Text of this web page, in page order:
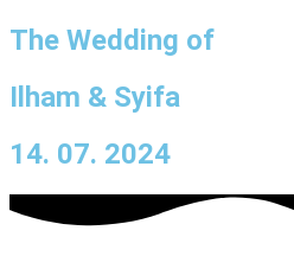
The Wedding of
Ilham & Syifa
14. 07. 2024